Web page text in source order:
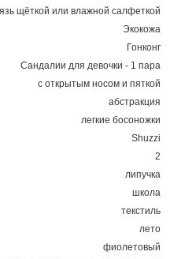
щёткой или влажной салфеткой
Экокожа
Гонконг
Сандалии для девочки - 1 пара
с открытым носом и пяткой
абстракция
легкие босоножки
Shuzzi
2
липучка
школа
текстиль
лето
фиолетовый